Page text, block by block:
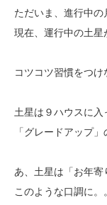
ただいま、進行中の
現在、運行中の土星
コツコツ習慣をつけ
土星は９ハウスに入
「グレードアップ
あ、土星は「お年寄
このような口調に。。